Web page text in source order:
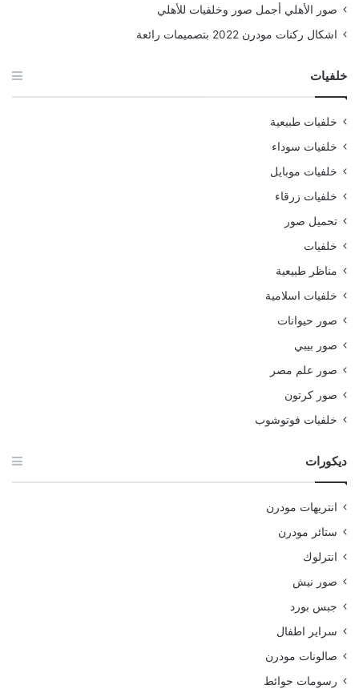
صور الأهلي أجمل صور وخلفيات للأهلي
اشكال ركنات مودرن 2022 بتصميمات رائعة
خلفيات
خلفيات طبيعية
خلفيات سوداء
خلفيات موبايل
خلفيات زرقاء
تحميل صور
خلفيات
مناظر طبيعية
خلفيات اسلامية
صور حيوانات
صور بيبي
صور علم مصر
صور كرتون
خلفيات فوتوشوب
ديكورات
انتريهات مودرن
ستائر مودرن
انترلوك
صور نيش
جبس بورد
سراير اطفال
صالونات مودرن
رسومات حوائط